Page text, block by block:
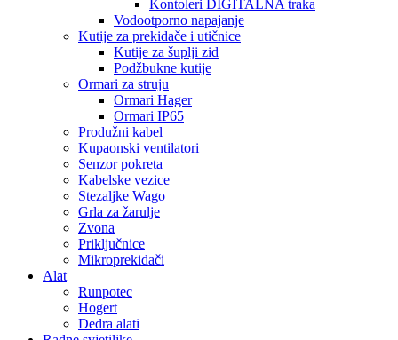
Kontoleri DIGITALNA traka
Vodootporno napajanje
Kutije za prekidače i utičnice
Kutije za šuplji zid
Podžbukne kutije
Ormari za struju
Ormari Hager
Ormari IP65
Produžni kabel
Kupaonski ventilatori
Senzor pokreta
Kabelske vezice
Stezaljke Wago
Grla za žarulje
Zvona
Priključnice
Mikroprekidači
Alat
Runpotec
Hogert
Dedra alati